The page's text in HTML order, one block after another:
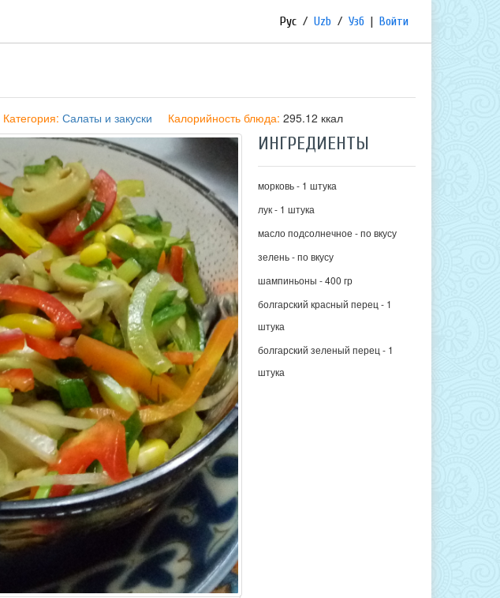
Рус / Uzb / Узб | Войти
Категория: Салаты и закуски Калорийность блюда: 295.12 ккал
ИНГРЕДИЕНТЫ
морковь - 1 штука
лук - 1 штука
масло подсолнечное - по вкусу
зелень - по вкусу
шампиньоны - 400 гр
болгарский красный перец - 1
штука
болгарский зеленый перец - 1
штука